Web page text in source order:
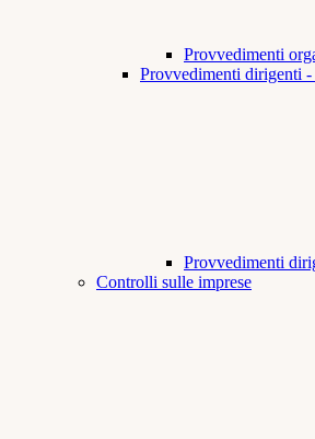
Provvedimenti
Provvedimenti dirigenti
Provvedimenti
Controlli sulle imprese